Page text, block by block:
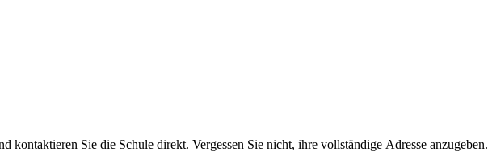
kontaktieren Sie die Schule direkt. Vergessen Sie nicht, ihre vollständige Adresse anzugeben.